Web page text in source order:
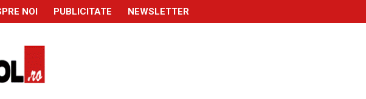
NOI PUBLICITATE NEWSLETTER